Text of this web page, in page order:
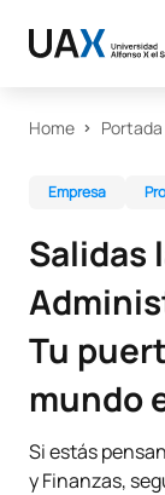
Home Portada
Empresa
Salidas
Tu
mundo
Si estás
y Finanzas,